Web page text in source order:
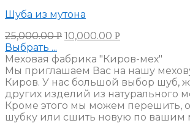
Шуба из мутона
25,000.00Р 10,000.00 Р
Выбрать ...
Меховая фабрика "Киров-мех"
Мы приглашаем Вас на нашу
Киров. У нас большой выбор шуб,
других изделий из натурального
Кроме этого мы можем перешить,
шубку или сшить новую по вашим